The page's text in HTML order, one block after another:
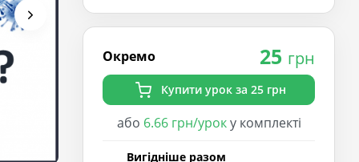
Окремо 25 грн
Купити урок за 25 грн
або 6.66 грн/уроку комплекті
Вигідніше разом